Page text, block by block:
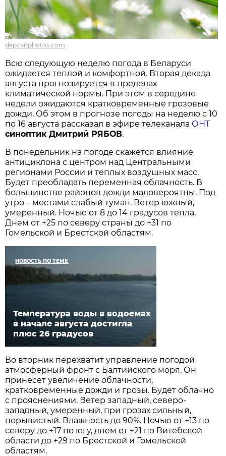
depositphotos.com
Всю следующую неделю погода в Беларуси
ожидается теплой и комфортной. Вторая декада
августа прогнозируется в пределах
климатической нормы. При этом в середине
недели ожидаются кратковременные грозовые
дожди. Об этом в прогнозе погоды на неделю с 10
по 16 августа рассказал в эфире телеканала ОНТ
синоптик Дмитрий РЯБОВ.
В понедельник на погоде скажется влияние
антициклона с центром над Центральными
регионами России и теплых воздушных масс.
Будет преобладать переменная облачность. В
большинстве районов дожди маловероятны. Под
утро – местами слабый туман. Ветер южный,
умеренный. Ночью от 8 до 14 градусов тепла.
Днем от +25 по северу страны до +31 по
Гомельской и Брестской областям.
НОВОСТЬ ПО ТЕМЕ
Температура воды в водоемах
в начале августа достигла
плюс 26 градусов
Во вторник перехватит управление погодой
атмосферный фронт с Балтийского моря. Он
принесет увеличение облачности,
кратковременные дожди и грозы. Будет облачно
с прояснениями. Ветер западный, северо-
западный, умеренный, при грозах сильный,
порывистый. Влажность до 90%. Ночью от +13 по
северу до +17 по югу, днем от +21 по Витебской
области до +29 по Брестской и Гомельской
областям.